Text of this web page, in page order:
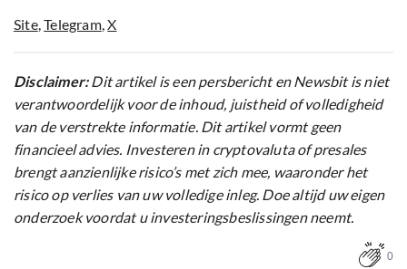
Site,Telegram,X
Disclaimer:Dit artikel is een persbericht en Newsbit is niet
verantwoordelijk voor de inhoud, juistheid of volledigheid
van de verstrekte informatie. Dit artikel vormt geen
financieel advies. Investeren in cryptovaluta of presales
brengt aanzienlijke risico’s met zich mee, waaronder het
risico op verlies van uw volledige inleg. Doe altijd uw eigen
onderzoek voordat u investeringsbeslissingen neemt.
0